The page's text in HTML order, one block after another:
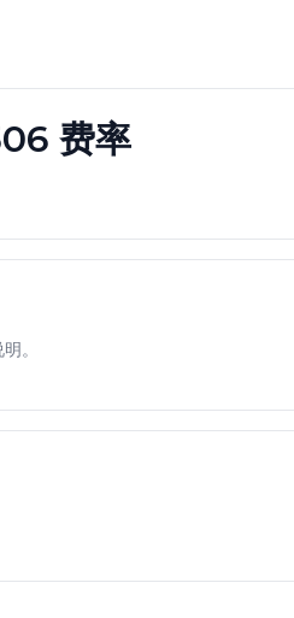
费率
。